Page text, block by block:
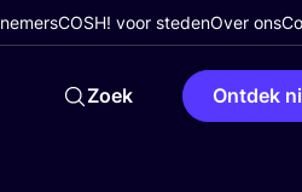
COSH! voor stedenOver ons
Zoek Ontdek